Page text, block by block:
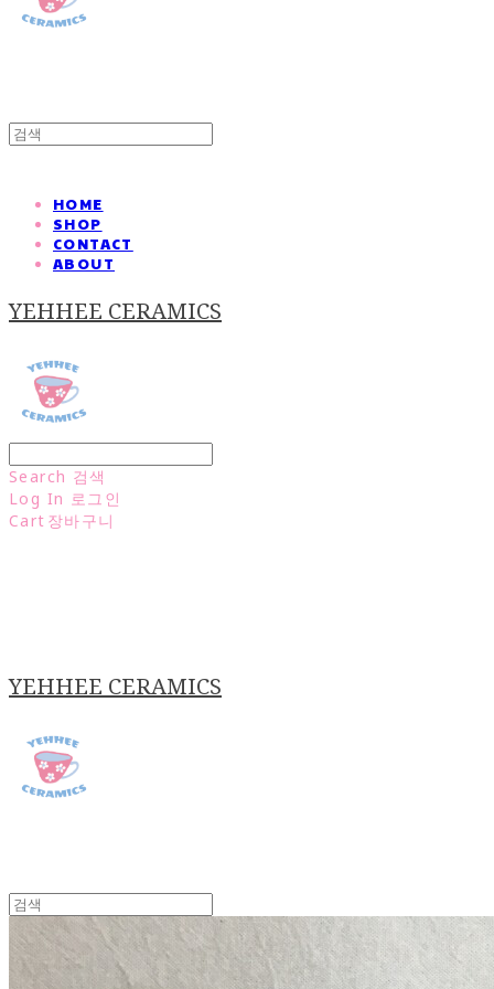
HOME
SHOP
CONTACT
ABOUT
YEHHEE CERAMICS
Search 검색
Log In 로그인
Cart 장바구니
YEHHEE CERAMICS